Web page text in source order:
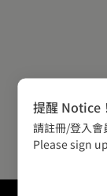
提醒 Notice！
請註冊/登入會
Please sign